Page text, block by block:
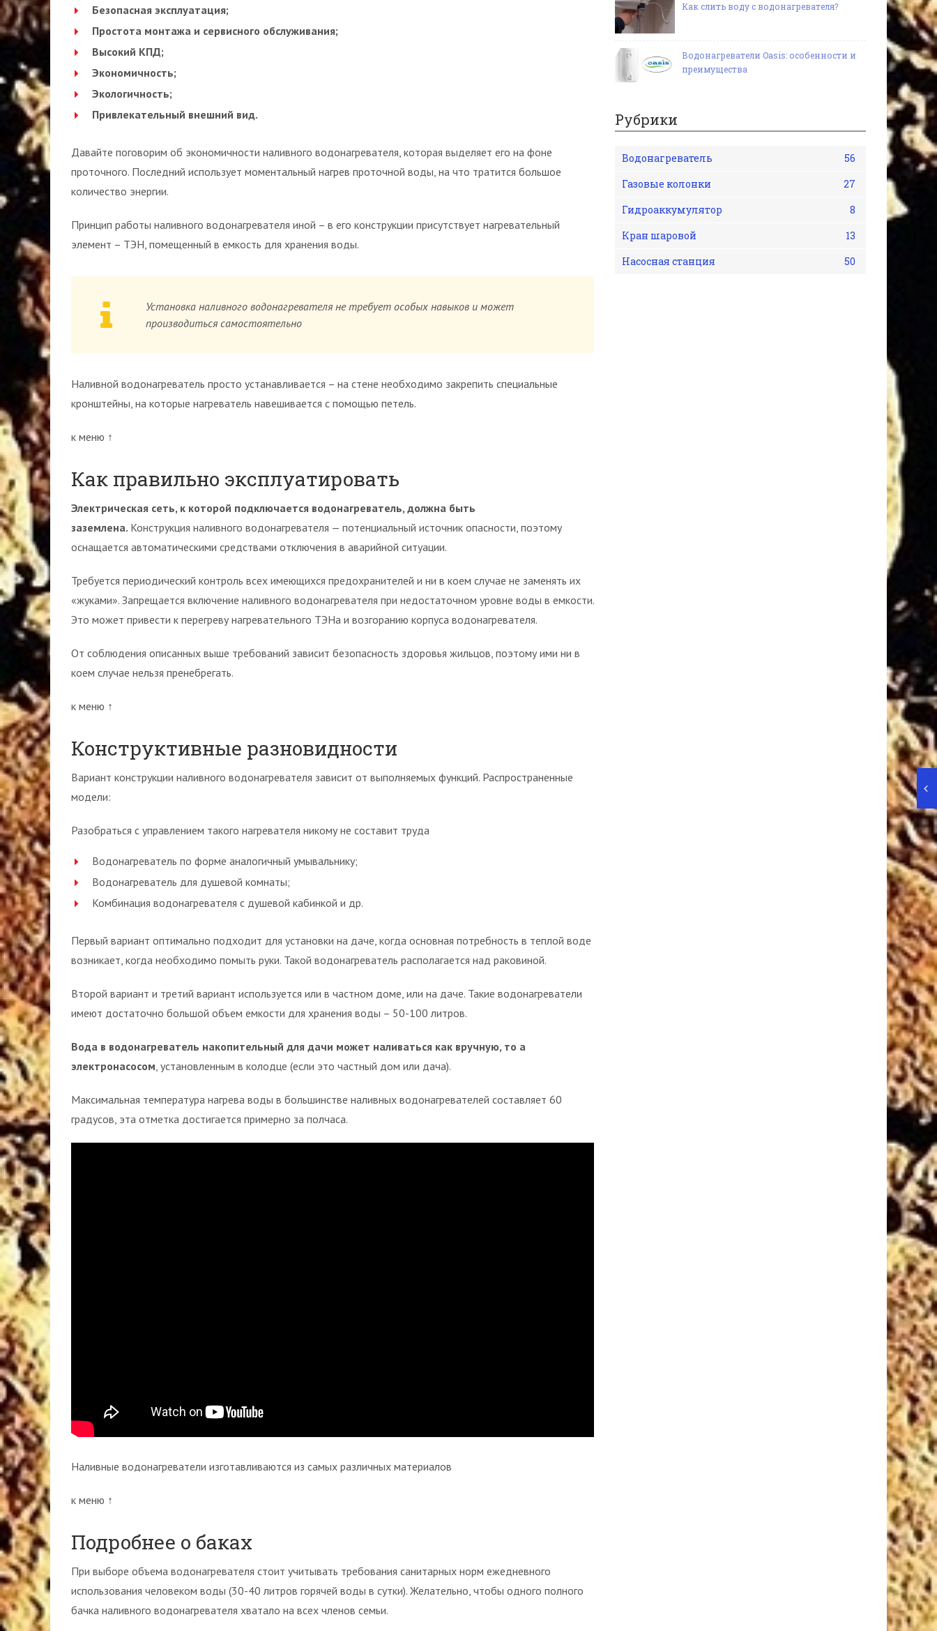
Безопасная эксплуатация;
Простота монтажа и сервисного обслуживания;
Высокий КПД;
Экономичность;
Экологичность;
Привлекательный внешний вид.
Давайте поговорим об экономичности наливного водонагревателя, которая выделяет его на фоне
проточного. Последний использует моментальный нагрев проточной воды, на что тратится большое
количество энергии.
Принцип работы наливного водонагревателя иной – в его конструкции присутствует нагревательный
элемент – ТЭН, помещенный в емкость для хранения воды.
Установка наливного водонагревателя не требует особых навыков и может
производиться самостоятельно
Наливной водонагреватель просто устанавливается – на стене необходимо закрепить специальные
кронштейны, на которые нагреватель навешивается с помощью петель.
к меню ↑
Как правильно эксплуатировать
Электрическая сеть, к которой подключается водонагреватель, должна быть
заземлена. Конструкция наливного водонагревателя — потенциальный источник опасности, поэтому
оснащается автоматическими средствами отключения в аварийной ситуации.
Требуется периодический контроль всех имеющихся предохранителей и ни в коем случае не заменять их
«жуками». Запрещается включение наливного водонагревателя при недостаточном уровне воды в емкости.
Это может привести к перегреву нагревательного ТЭНа и возгоранию корпуса водонагревателя.
От соблюдения описанных выше требований зависит безопасность здоровья жильцов, поэтому ими ни в
коем случае нельзя пренебрегать.
к меню ↑
Конструктивные разновидности
Вариант конструкции наливного водонагревателя зависит от выполняемых функций. Распространенные
модели:
Разобраться с управлением такого нагревателя никому не составит труда
Водонагреватель по форме аналогичный умывальнику;
Водонагреватель для душевой комнаты;
Комбинация водонагревателя с душевой кабинкой и др.
Первый вариант оптимально подходит для установки на даче, когда основная потребность в теплой воде
возникает, когда необходимо помыть руки. Такой водонагреватель располагается над раковиной.
Второй вариант и третий вариант используется или в частном доме, или на даче. Такие водонагреватели
имеют достаточно большой объем емкости для хранения воды – 50-100 литров.
Вода в водонагреватель накопительный для дачи может наливаться как вручную, то а
электронасосом, установленным в колодце (если это частный дом или дача).
Максимальная температура нагрева воды в большинстве наливных водонагревателей составляет 60
градусов, эта отметка достигается примерно за полчаса.
Наливные водонагреватели изготавливаются из самых различных материалов
к меню ↑
Подробнее о баках
При выборе объема водонагревателя стоит учитывать требования санитарных норм ежедневного
использования человеком воды (30-40 литров горячей воды в сутки). Желательно, чтобы одного полного
бачка наливного водонагревателя хватало на всех членов семьи.
Как слить воду с водонагревателя?
Водонагреватели Oasis: особенности и
преимущества
Рубрики
Водонагреватель
56
Газовые колонки
27
Гидроаккумулятор
8
Кран шаровой
13
Насосная станция
50